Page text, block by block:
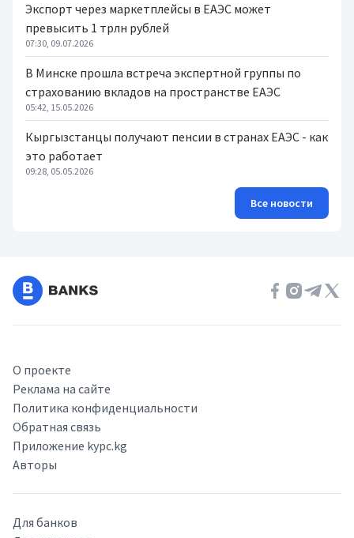
Экспорт через маркетплейсы в ЕАЭС может
превысить 1 трлн рублей
07:30, 09.07.2026
В Минске прошла встреча экспертной группы по
страхованию вкладов на пространстве ЕАЭС
05:42, 15.05.2026
Кыргызстанцы получают пенсии в странах ЕАЭС - как
это работает
09:28, 05.05.2026
Все новости
О проекте
Реклама на сайте
Политика конфиденциальности
Обратная связь
Приложение kypc.kg
Авторы
Для банков